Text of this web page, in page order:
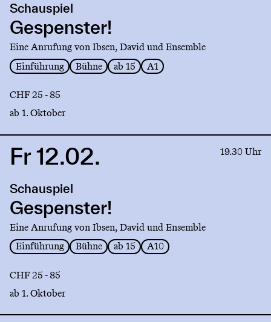
Gespenster!
Schauspiel
Gespenster!
Eine Anrufung von Ibsen, David und Ensemble
Einführung
Bühne ab 15 A1
CHF 25 - 85
ab 1. Oktober
Link
Gespenster!
Fr 12.02. 19.30 Uhr
Schauspiel
Gespenster!
Eine Anrufung von Ibsen, David und Ensemble
Einführung
Bühne ab 15 A10
CHF 25 - 85
ab 1. Oktober